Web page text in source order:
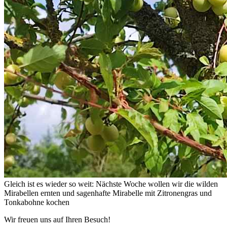
Gleich ist es wieder so weit: Nächste Woche wollen wir die wilden
Mirabellen ernten und sagenhafte Mirabelle mit Zitronengras und
Tonkabohne kochen
Wir freuen uns auf Ihren Besuch!